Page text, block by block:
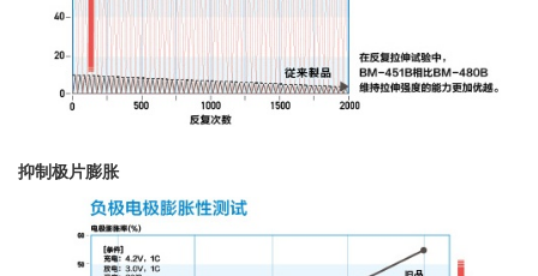
抑制极片膨胀